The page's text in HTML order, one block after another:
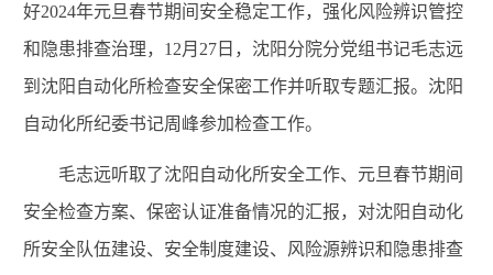
好2024年元旦春节期间安全稳定工作，强化风险辨识管控
和隐患排查治理，12月27日，沈阳分院分党组书记毛志远
到沈阳自动化所检查安全保密工作并听取专题汇报。沈阳
自动化所纪委书记周峰参加检查工作。
毛志远听取了沈阳自动化所安全工作、元旦春节期间
安全检查方案、保密认证准备情况的汇报，对沈阳自动化
所安全队伍建设、安全制度建设、风险源辨识和隐患排查